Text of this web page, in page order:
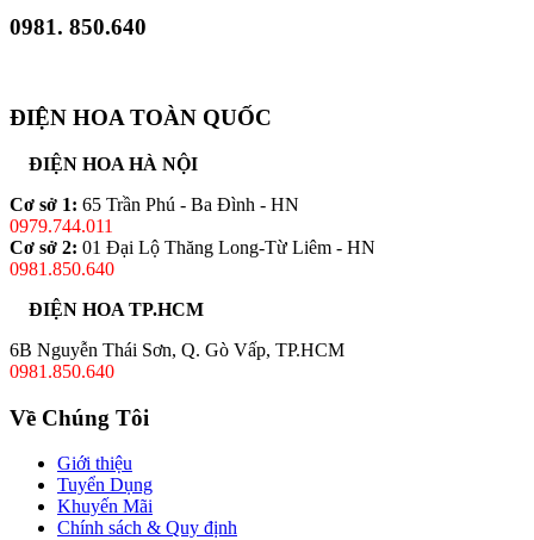
0981. 850.640
ĐIỆN HOA TOÀN QUỐC
ĐIỆN HOA HÀ NỘI
Cơ sở 1: 65 Trần Phú - Ba Đình - HN
0979.744.011
Cơ sở 2: 01 Đại Lộ Thăng Long-Từ Liêm - HN
0981.850.640
ĐIỆN HOA TP.HCM
6B Nguyễn Thái Sơn, Q. Gò Vấp, TP.HCM
0981.850.640
Về Chúng Tôi
Giới thiệu
Tuyển Dụng
Khuyến Mãi
Chính sách & Quy định